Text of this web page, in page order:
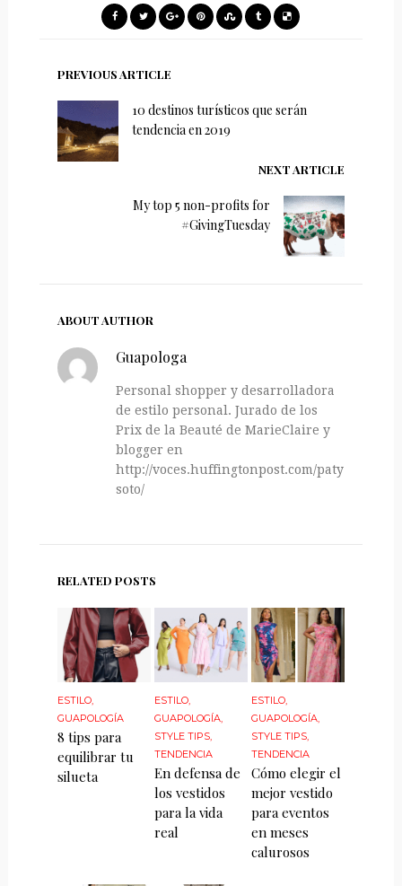
PREVIOUS ARTICLE
10 destinos turísticos que serán
tendencia en 2019
NEXT ARTICLE
My top 5 non-profits for
#GivingTuesday
ABOUT AUTHOR
Guapologa
Personal shopper y desarrolladora
de estilo personal. Jurado de los
Prix de la Beauté de MarieClaire y
blogger en
http://voces.huffingtonpost.com/paty-
soto/
RELATED POSTS
ESTILO,
GUAPOLOGÍA
8 tips para
equilibrar tu
silueta
ESTILO
GUAPOLOGÍA
STYLE TIPS
TENDENCIA
En defensa de
los vestidos
para la vida
real
ESTILO
GUAPOLOGÍA
STYLE TIPS
TENDENCIA
Cómo elegir el
mejor vestido
para eventos
en meses
calurosos